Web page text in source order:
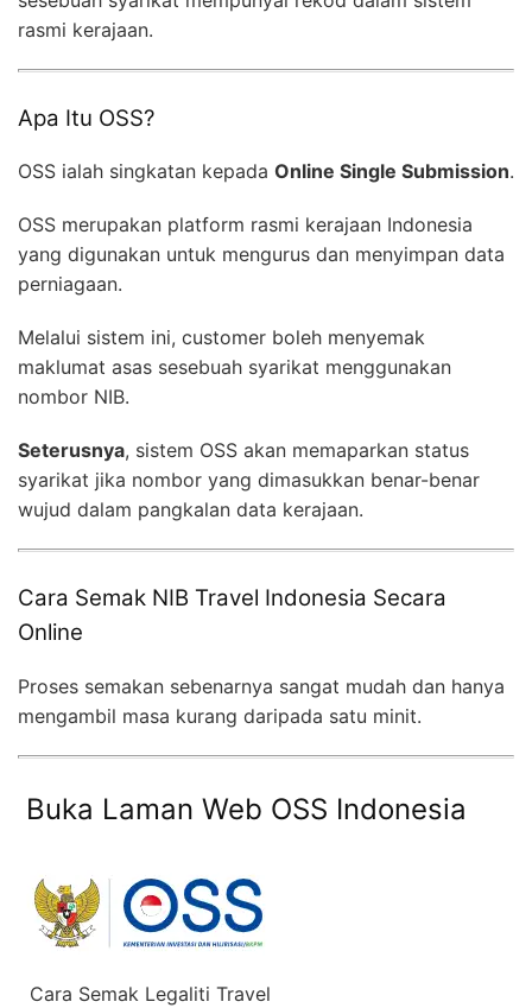
rasmi kerajaan.
Apa Itu OSS?
OSS ialah singkatan kepada Online Single Submission.
OSS merupakan platform rasmi kerajaan Indonesia
yang digunakan untuk mengurus dan menyimpan data
perniagaan.
Melalui sistem ini, customer boleh menyemak
maklumat asas sesebuah syarikat menggunakan
nombor NIB.
Seterusnya, sistem OSS akan memaparkan status
syarikat jika nombor yang dimasukkan benar-benar
wujud dalam pangkalan data kerajaan.
Cara Semak NIB Travel Indonesia Secara
Online
Proses semakan sebenarnya sangat mudah dan hanya
mengambil masa kurang daripada satu minit.
Buka Laman Web OSS Indonesia
Cara Semak Legaliti Travel